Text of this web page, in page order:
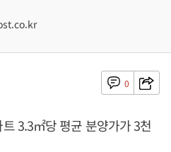
0
3.3㎡당 평균 분양가가 3천